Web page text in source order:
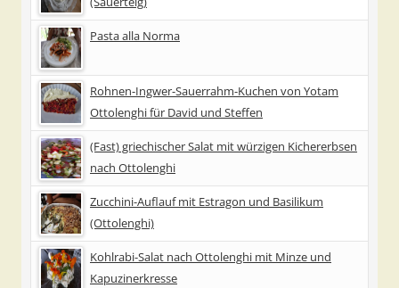
Pasta alla Norma
Rohnen-Ingwer-Sauerrahm-Kuchen von Yotam
Ottolenghi für David und Steffen
(Fast) griechischer Salat mit würzigen Kichererbsen
nach Ottolenghi
Zucchini-Auflauf mit Estragon und Basilikum
(Ottolenghi)
Kohlrabi-Salat nach Ottolenghi mit Minze und
Kapuzinerkresse